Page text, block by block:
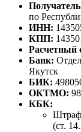
по
ИНН:
КПП:
Расчетный
Банк:
Якутск
БИК:
ОКТМО:
КБК:
Штраф
(ст.